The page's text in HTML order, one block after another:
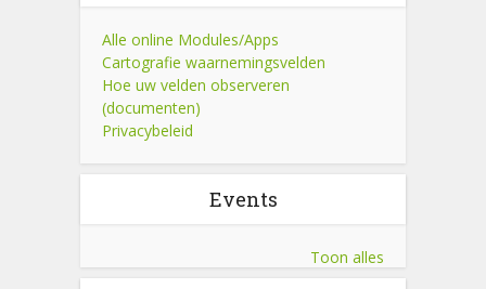
Alle online Modules/Apps
Cartografie waarnemingsvelden
Hoe uw velden observeren
(documenten)
Privacybeleid
Events
Toon alles